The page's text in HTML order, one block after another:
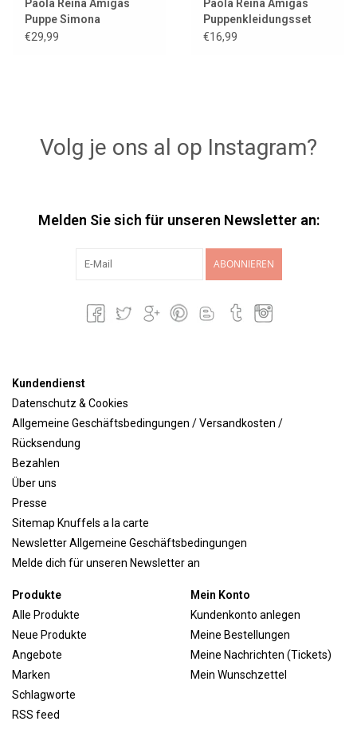
Paola Reina Amigas
Puppe Simona
€29,99
Paola Reina Amigas
Puppenkleidungsset
Cleo Sommer
€16,99
Volg je ons al op Instagram?
Melden Sie sich für unseren Newsletter an:
ABONNIEREN
Kundendienst
Datenschutz & Cookies
Allgemeine Geschäftsbedingungen / Versandkosten /
Rücksendung
Bezahlen
Über uns
Presse
Sitemap Knuffels a la carte
Newsletter Allgemeine Geschäftsbedingungen
Melde dich für unseren Newsletter an
Produkte
Alle Produkte
Neue Produkte
Angebote
Marken
Schlagworte
RSS feed
Mein Konto
Kundenkonto anlegen
Meine Bestellungen
Meine Nachrichten (Tickets)
Mein Wunschzettel